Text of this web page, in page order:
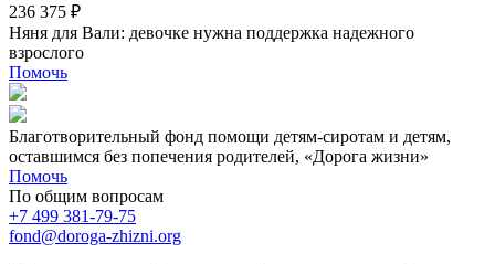
236 375 ₽
Няня для Вали: девочке нужна поддержка надежного
взрослого
Помочь
Благотворительный фонд помощи детям-сиротам и детям,
оставшимся без попечения родителей, «Дорога жизни»
Помочь
По общим вопросам
+7 499 381-79-75
fond@doroga-zhizni.org